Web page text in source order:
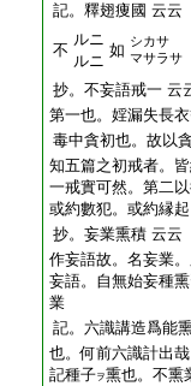
記。釋翅痩國 云云
不
ルニ
ルニ
如 シカサ
マサラサ
抄。不妄語戒一 云
第一也。婬漏失長
毒中貪初也。故以
知五篇之初戒者。
一戒實可然。第二
或約數犯。或約縁
抄。妄業熏積 云云
作妄語故。名妄業
妄語。自無始妄種
業
記。六識講造爲能
也。何前六識計出
記種子ヲ熏也。不熏